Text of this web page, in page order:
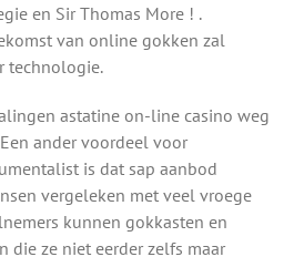
en Sir Thomas More ! .
van online gokken zal
technologie.
astatine on-line casino weg
ander voordeel voor
is dat sap aanbod
vergeleken met veel vroege
kunnen gokkasten en
die ze niet eerder zelfs maar